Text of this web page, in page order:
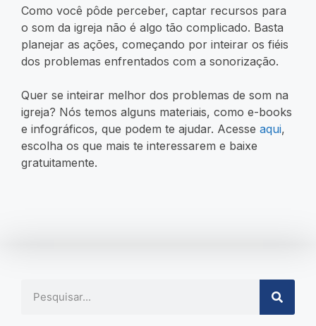
Como você pôde perceber, captar recursos para
o som da igreja não é algo tão complicado. Basta
planejar as ações, começando por inteirar os fiéis
dos problemas enfrentados com a sonorização.
Quer se inteirar melhor dos problemas de som na
igreja? Nós temos alguns materiais, como e-books
e infográficos, que podem te ajudar. Acesse aqui,
escolha os que mais te interessarem e baixe
gratuitamente.